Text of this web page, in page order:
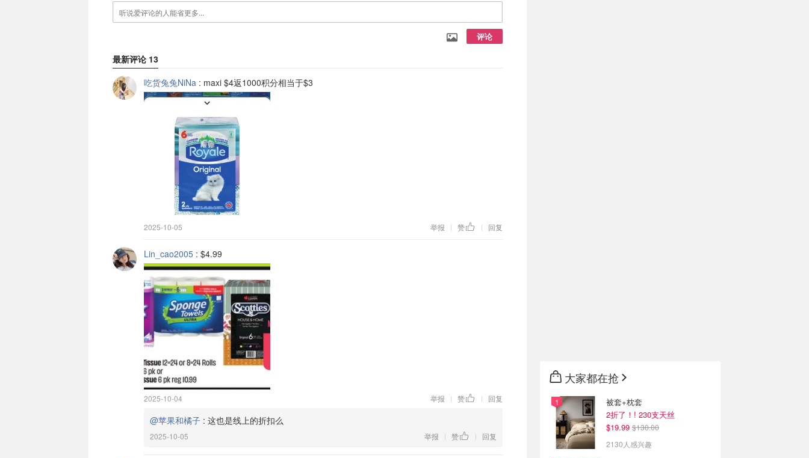
评论
最新评论 13
吃货兔兔NiNa : maxi $4返1000积分相当于$3
2025-10-05 举报 | 赞 | 回复
Lin_cao2005 : $4.99
2025-10-04 举报 | 赞 | 回复
@苹果和橘子 : 这也是线上的折扣么
2025-10-05 举报 | 赞 | 回复
大家都在抢
被套+枕套
2折了！! 230支天丝
$19.99 $130.00
2130人感兴趣